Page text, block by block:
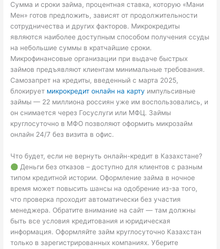
Сумма и сроки займа, процентная ставка, которую «Мани
Мен» готов предложить, зависят от продолжительности
сотрудничества и других факторов. Микрокредиты
являются наиболее доступным способом получения ссуды
на небольшие суммы в кратчайшие сроки.
Микрофинансовые организации при выдаче быстрых
займов предъявляют клиентам минимальные требования.
Самозапрет на кредиты, введенный с марта 2025,
блокирует микрокредит онлайн на карту импульсивные
займы — 22 миллиона россиян уже им воспользовались, и
он снимается через Госуслуги или МФЦ. Займы
круглосуточно в МФО позволяют оформить микрозайм
онлайн 24/7 без визита в офис.
Что будет, если не вернуть онлайн-кредит в Казахстане?
Деньги без отказов – доступно для клиентов с разным
типом кредитной истории. Оформление займа в ночное
время может повысить шансы на одобрение из-за того,
что проверка проходит автоматически без участия
менеджера. Обратите внимание на сайт — там должны
быть все условия кредитования и юридическая
информация. Оформляйте займ круглосуточно Казахстан
только в зарегистрированных компаниях. Уберите